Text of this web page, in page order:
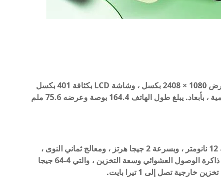
يأتي الهاتف بشاشة 6.6 إنش بدقة FHD + ، بجودة عرض 1080 × 2408 بكسل ، وشاشة LCD بكثافة 401 بكسل
في البوصة ، وتحتل الشاشة 90.7٪ من الواجهة الأمامية ، بأبعاد. يبلغ طول الهاتف 164.4 بوصة وعرضه 75.6 ملم
يعمل Realme C35 بمعالج Unisoc T616 بمعمارية 12 نانومتر ، وبسرعة 2 جيجا هرتز ، ومعالج ثماني النوى ،
ومعالج رسومي Mali-G 57 ، ويأتي في نسختين من ذاكرة الوصول العشوائي وسعة التخزين ، والتي 4-64 جيجا